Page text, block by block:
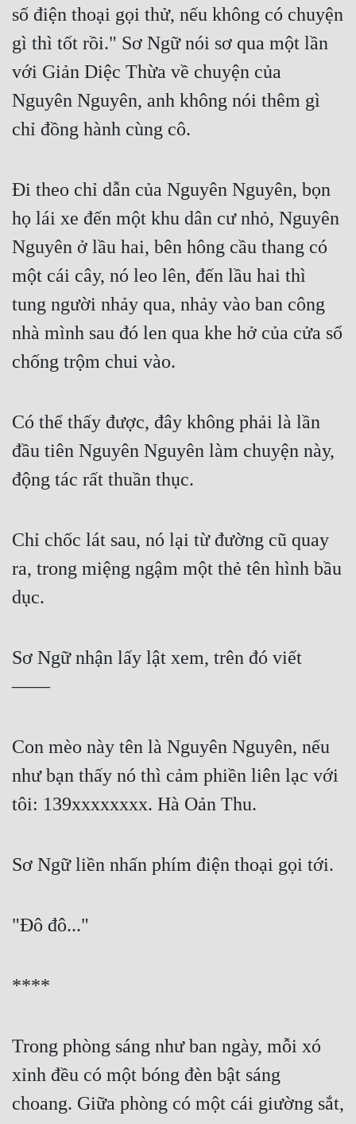
số điện thoại gọi thử, nếu không có chuyện
gì thì tốt rồi." Sơ Ngữ nói sơ qua một lần
với Giản Diệc Thừa về chuyện của
Nguyên Nguyên, anh không nói thêm gì
chỉ đồng hành cùng cô.
Đi theo chỉ dẫn của Nguyên Nguyên, bọn
họ lái xe đến một khu dân cư nhỏ, Nguyên
Nguyên ở lầu hai, bên hông cầu thang có
một cái cây, nó leo lên, đến lầu hai thì
tung người nhảy qua, nhảy vào ban công
nhà mình sau đó len qua khe hở của cửa sổ
chống trộm chui vào.
Có thể thấy được, đây không phải là lần
đầu tiên Nguyên Nguyên làm chuyện này,
động tác rất thuần thục.
Chỉ chốc lát sau, nó lại từ đường cũ quay
ra, trong miệng ngậm một thẻ tên hình bầu
dục.
Sơ Ngữ nhận lấy lật xem, trên đó viết
——
Con mèo này tên là Nguyên Nguyên, nếu
như bạn thấy nó thì cảm phiền liên lạc với
tôi: 139xxxxxxxx. Hà Oản Thu.
Sơ Ngữ liền nhấn phím điện thoại gọi tới.
"Đô đô..."
****
Trong phòng sáng như ban ngày, mỗi xó
xỉnh đều có một bóng đèn bật sáng
choang. Giữa phòng có một cái giường sắt,